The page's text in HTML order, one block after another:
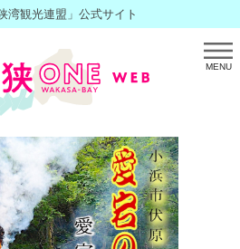
湾観光連盟」公式サイト
MENU